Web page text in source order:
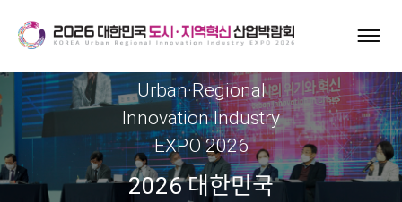
Urban·Regional
Innovation Industry
EXPO 2026
2026 대한민국